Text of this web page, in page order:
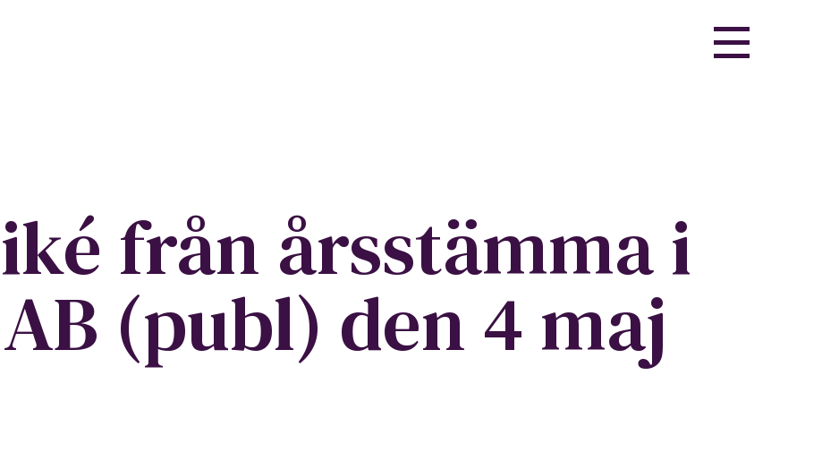
från årsstämma i
(publ) den 4 maj